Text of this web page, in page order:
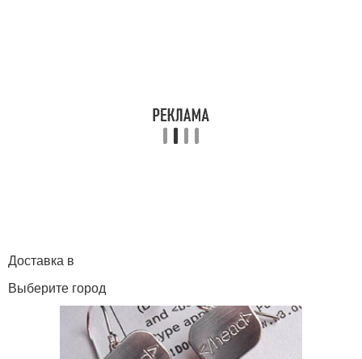
Доставка в
Выберите город